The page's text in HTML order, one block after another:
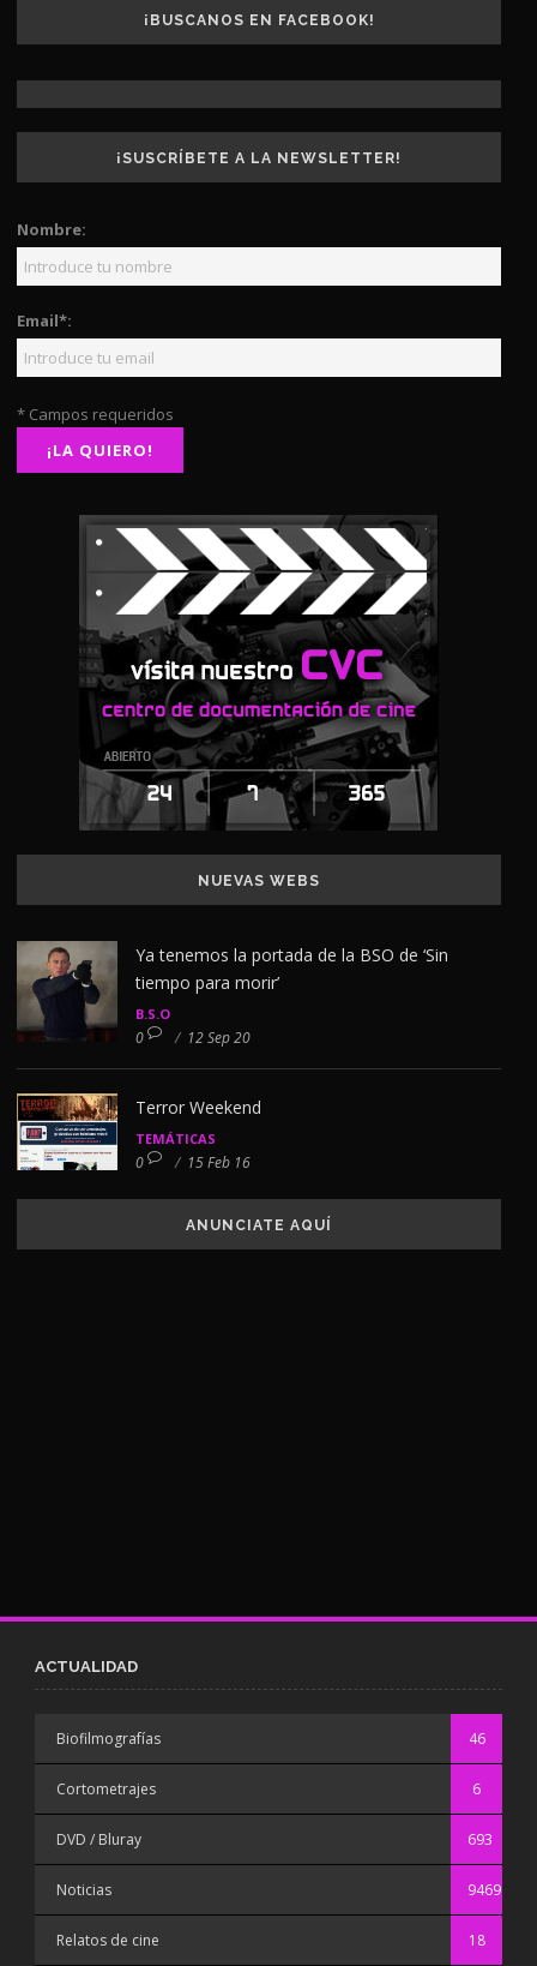
¡BUSCANOS EN FACEBOOK!
¡SUSCRÍBETE A LA NEWSLETTER!
Nombre:
Email*:
* Campos requeridos
NUEVAS WEBS
Ya tenemos la portada de la BSO de ‘Sin
tiempo para morir’
B.S.O
0 / 12 Sep 20
Terror Weekend
TEMÁTICAS
0 / 15 Feb 16
ANUNCIATE AQUÍ
ACTUALIDAD
Biofilmografías 46
Cortometrajes 6
DVD / Bluray 693
Noticias 9469
Relatos de cine 18